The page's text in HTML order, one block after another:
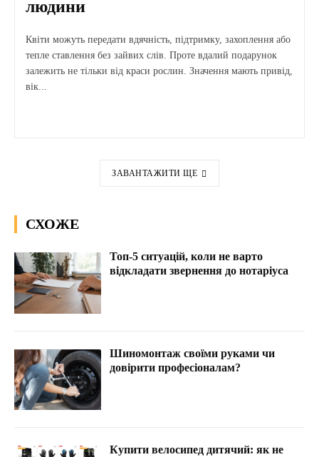
людини
Квіти можуть передати вдячність, підтримку, захоплення або
тепле ставлення без зайвих слів. Проте вдалий подарунок
залежить не тільки від краси рослин. Значення мають привід,
вік...
ЗАВАНТАЖИТИ ЩЕ
СХОЖЕ
Топ-5 ситуацій, коли не варто
відкладати звернення до нотаріуса
Шиномонтаж своїми руками чи
довірити професіоналам?
Купити велосипед дитячий: як не